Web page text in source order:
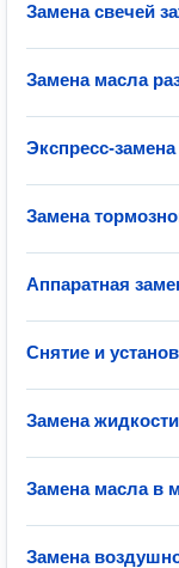
Замена свечей
Замена масла
Экспресс-
Замена
Аппаратная
Снятие и
Замена
Замена масла в
Замена